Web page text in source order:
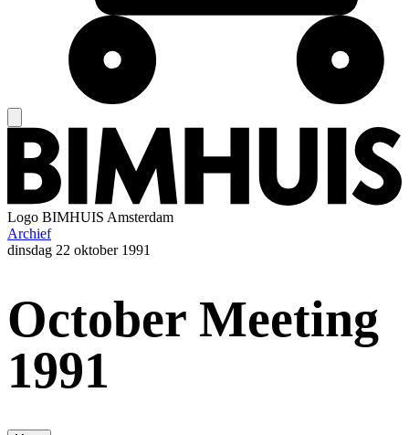
Logo BIMHUIS Amsterdam
Archief
dinsdag 22 oktober 1991
October Meeting
1991